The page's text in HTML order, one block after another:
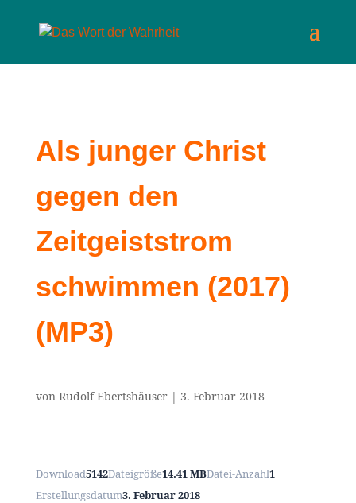
Als junger Christ
gegen den
Zeitgeiststrom
schwimmen (2017)
(MP3)
von Rudolf Ebertshäuser| 3. Februar 2018
Download5142Dateigröße14.41 MBDatei-Anzahl1
Erstellungsdatum3. Februar 2018